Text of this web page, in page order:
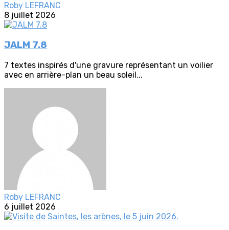
Roby LEFRANC
8 juillet 2026
JALM 7.8
7 textes inspirés d'une gravure représentant un voilier
avec en arrière-plan un beau soleil...
Roby LEFRANC
6 juillet 2026